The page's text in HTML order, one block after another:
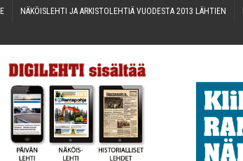
NÄKÖIS­LEH­TI JA ARKIS­TO­LEH­TIÄ VUO­DES­TA 2013 LÄHTIEN